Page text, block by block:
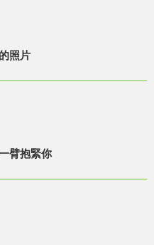
照片
臂抱緊你